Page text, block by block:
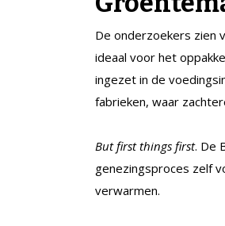
De onderzoekers zien
ideaal voor het
ingezet in de
fabrieken, waar
But first things first. De
genezingsproces zelf
verwarmen.